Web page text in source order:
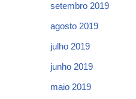
setembro 2019
agosto 2019
julho 2019
junho 2019
maio 2019